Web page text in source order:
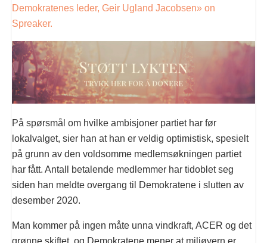
Demokratenes leder, Geir Ugland Jacobsen» on
Spreaker.
På spørsmål om hvilke ambisjoner partiet har før
lokalvalget, sier han at han er veldig optimistisk, spesielt
på grunn av den voldsomme medlemsøkningen partiet
har fått. Antall betalende medlemmer har tidoblet seg
siden han meldte overgang til Demokratene i slutten av
desember 2020.
Man kommer på ingen måte unna vindkraft, ACER og det